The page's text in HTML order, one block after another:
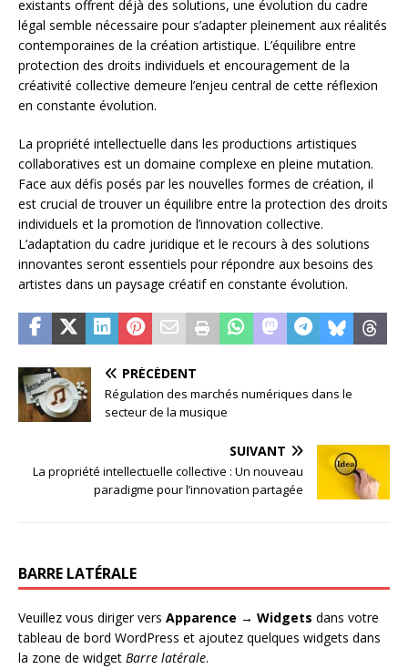
existants offrent déjà des solutions, une évolution du cadre
légal semble nécessaire pour s’adapter pleinement aux réalités
contemporaines de la création artistique. L’équilibre entre
protection des droits individuels et encouragement de la
créativité collective demeure l’enjeu central de cette réflexion
en constante évolution.
La propriété intellectuelle dans les productions artistiques
collaboratives est un domaine complexe en pleine mutation.
Face aux défis posés par les nouvelles formes de création, il
est crucial de trouver un équilibre entre la protection des droits
individuels et la promotion de l’innovation collective.
L’adaptation du cadre juridique et le recours à des solutions
innovantes seront essentiels pour répondre aux besoins des
artistes dans un paysage créatif en constante évolution.
PRÉCÉDENT
Régulation des marchés numériques dans le
secteur de la musique
SUIVANT
La propriété intellectuelle collective : Un nouveau
paradigme pour l’innovation partagée
BARRE LATÉRALE
Veuillez vous diriger vers Apparence → Widgets dans votre
tableau de bord WordPress et ajoutez quelques widgets dans
la zone de widget Barre latérale.